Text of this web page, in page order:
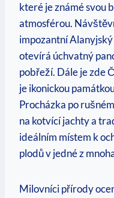
které je známé svou
atmosférou.
impozantní
otevírá úchvatný
pobřeží. Dále je zde
je ikonickou
Procházka po
na kotvící jachty a
ideálním místem k
plodů v jedné z
Milovníci přírody